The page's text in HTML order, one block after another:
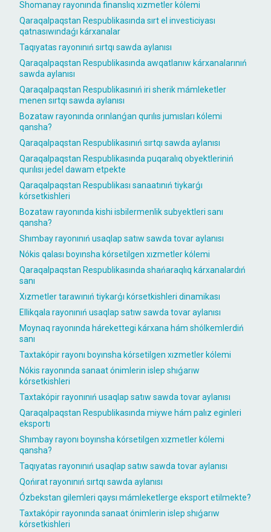
Shomanay rayonında finanslıq xızmetler kólemi
Qaraqalpaqstan Respublikasında sırt el investiciyası
qatnasıwındaǵı kárxanalar
Taqıyatas rayonınıń sırtqı sawda aylanısı
Qaraqalpaqstan Respublikasında awqatlanıw kárxanalarınıń
sawda aylanısı
Qaraqalpaqstan Respublikasınıń iri sherik mámleketler
menen sırtqı sawda aylanısı
Bozataw rayonında orınlanǵan qurılıs jumısları kólemi
qansha?
Qaraqalpaqstan Respublikasınıń sırtqı sawda aylanısı
Qaraqalpaqstan Respublikasında puqaralıq obyektleriniń
qurılısı jedel dawam etpekte
Qaraqalpaqstan Respublikası sanaatınıń tiykarǵı
kórsetkishleri
Bozataw rayonında kishi isbilermenlik subyektleri sanı
qansha?
Shımbay rayonınıń usaqlap satıw sawda tovar aylanısı
Nókis qalası boyınsha kórsetilgen xızmetler kólemi
Qaraqalpaqstan Respublikasında shańaraqlıq kárxanalardıń
sanı
Xızmetler tarawınıń tiykarǵı kórsetkishleri dinamikası
Ellikqala rayonınıń usaqlap satıw sawda tovar aylanısı
Moynaq rayonında hárekettegi kárxana hám shólkemlerdiń
sanı
Taxtakópir rayonı boyınsha kórsetilgen xızmetler kólemi
Nókis rayonında sanaat ónimlerin islep shıǵarıw
kórsetkishleri
Taxtakópir rayonınıń usaqlap satıw sawda tovar aylanısı
Qaraqalpaqstan Respublikasında miywe hám palız eginleri
eksportı
Shımbay rayonı boyınsha kórsetilgen xızmetler kólemi
qansha?
Taqıyatas rayonınıń usaqlap satıw sawda tovar aylanısı
Qońırat rayonınıń sırtqı sawda aylanısı
Ózbekstan gilemleri qaysı mámleketlerge eksport etilmekte?
Taxtakópir rayonında sanaat ónimlerin islep shıǵarıw
kórsetkishleri